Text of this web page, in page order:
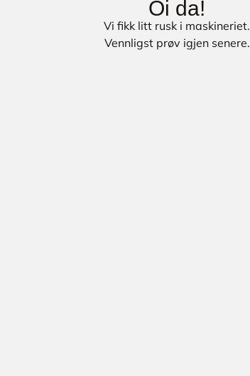
Oi da!
Vi fikk litt rusk i maskineriet.
Vennligst prøv igjen senere.